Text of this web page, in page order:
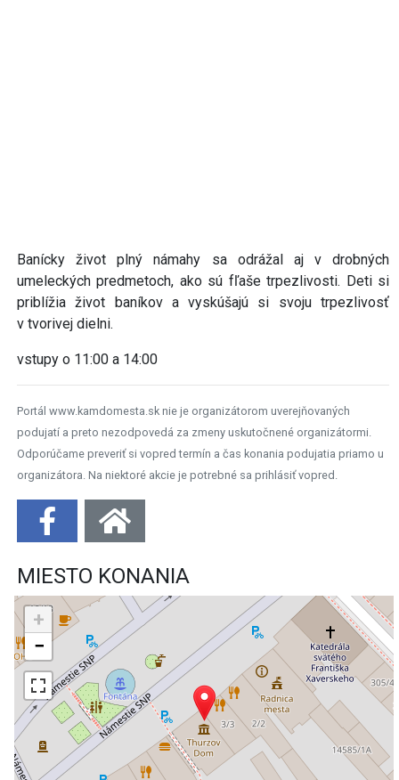
Banícky život plný námahy sa odrážal aj v drobných
umeleckých predmetoch, ako sú fľaše trpezlivosti. Deti si
priblížia život baníkov a vyskúšajú si svoju trpezlivosť
v tvorivej dielni.
vstupy o 11:00 a 14:00
Portál www.kamdomesta.sk nie je organizátorom uverejňovaných
podujatí a preto nezodpovedá za zmeny uskutočnené organizátormi.
Odporúčame preveriť si vopred termín a čas konania podujatia priamo u
organizátora. Na niektoré akcie je potrebné sa prihlásiť vopred.
MIESTO KONANIA
+
−